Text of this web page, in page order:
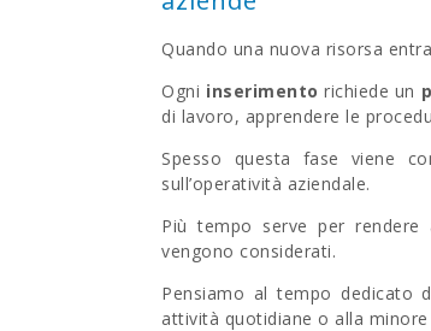
Quando una nuova risorsa
Ogni inserimentorichiede un
di lavoro, apprendere le
Spesso questa fase viene
sull’operatività aziendale.
Più tempo serve per rendere
vengono considerati.
Pensiamo al tempo dedicato
attività quotidiane o alla